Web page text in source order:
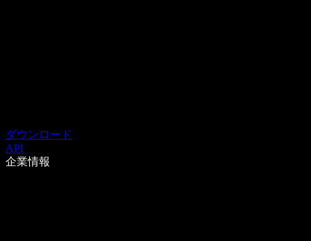
ダウンロード
API
企業情報